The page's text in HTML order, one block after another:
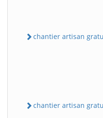
chantier artisan
chantier artisan